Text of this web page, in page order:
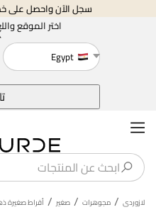
سجل الآن واحصل على خصم 10٪ على طلبك
اختر الموقع
Egypt
لازوردى / مجوهرات / صغير / أقراط صغيرة ذهب مربعة عيار